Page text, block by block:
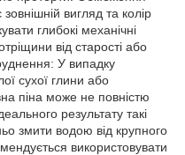
вигляд та колір
глибокі механічні
від старості або
У випадку
сухої глини або
піна може не повністю
результату такі
змити водою від крупного
використовувати